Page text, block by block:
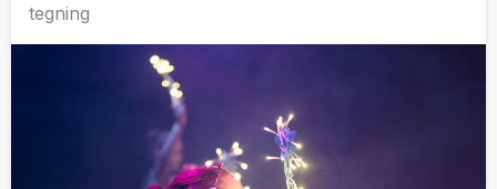
tegning